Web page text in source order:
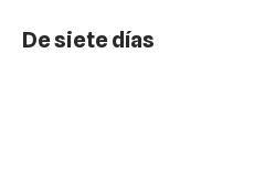
De siete días